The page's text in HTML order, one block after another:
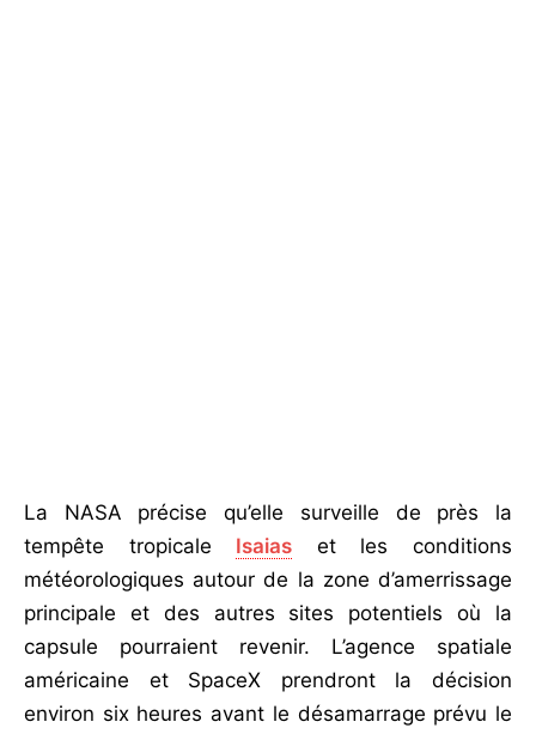
La NASA précise qu’elle surveille de près la
tempête tropicale Isaias et les conditions
météorologiques autour de la zone d’amerrissage
principale et des autres sites potentiels où la
capsule pourraient revenir. L’agence spatiale
américaine et SpaceX prendront la décision
environ six heures avant le désamarrage prévu le